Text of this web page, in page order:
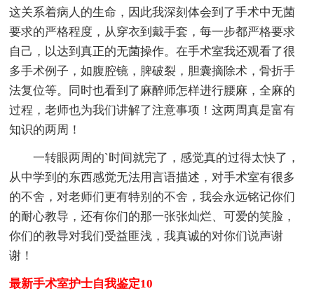
这关系着病人的生命，因此我深刻体会到了手术中无菌
要求的严格程度，从穿衣到戴手套，每一步都严格要求
自己，以达到真正的无菌操作。在手术室我还观看了很
多手术例子，如腹腔镜，脾破裂，胆囊摘除术，骨折手
法复位等。同时也看到了麻醉师怎样进行腰麻，全麻的
过程，老师也为我们讲解了注意事项！这两周真是富有
知识的两周！
一转眼两周的`时间就完了，感觉真的过得太快了，
从中学到的东西感觉无法用言语描述，对手术室有很多
的不舍，对老师们更有特别的不舍，我会永远铭记你们
的耐心教导，还有你们的那一张张灿烂、可爱的笑脸，
你们的教导对我们受益匪浅，我真诚的对你们说声谢
谢！
最新手术室护士自我鉴定10